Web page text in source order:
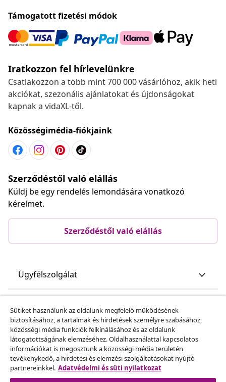
Támogatott fizetési módok
Iratkozzon fel hírlevelünkre
Csatlakozzon a több mint 700 000 vásárlóhoz, akik heti
akciókat, szezonális ajánlatokat és újdonságokat
kapnak a vidaXL-től.
Közösségimédia-fiókjaink
Szerződéstől való elállás
Küldj be egy rendelés lemondására vonatkozó
kérelmet.
Szerződéstől való elállás
Ügyfélszolgálat
vidaXL
Fedezz fel többet
Sütiket használunk az oldalunk megfelelő működésének
biztosításához, a tartalmak és hirdetések személyre szabásához,
közösségi média funkciók felkínálásához és az oldalunk
látogatottságának elemzéséhez. Oldalhasználattal kapcsolatos
információkat is megosztunk a közösségi média területén
tevékenykedő, a hirdetési és elemzési szolgáltatásokat nyújtó
partnereinkkel. Adatvédelmi és süti nyilatkozat